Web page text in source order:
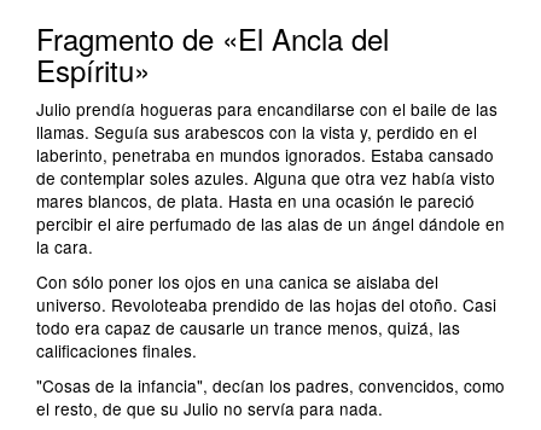
Fragmento de «El Ancla del
Espíritu»
Julio prendía hogueras para encandilarse con el baile de las
llamas. Seguía sus arabescos con la vista y, perdido en el
laberinto, penetraba en mundos ignorados. Estaba cansado
de contemplar soles azules. Alguna que otra vez había visto
mares blancos, de plata. Hasta en una ocasión le pareció
percibir el aire perfumado de las alas de un ángel dándole en
la cara.
Con sólo poner los ojos en una canica se aislaba del
universo. Revoloteaba prendido de las hojas del otoño. Casi
todo era capaz de causarle un trance menos, quizá, las
calificaciones finales.
"Cosas de la infancia", decían los padres, convencidos, como
el resto, de que su Julio no servía para nada.